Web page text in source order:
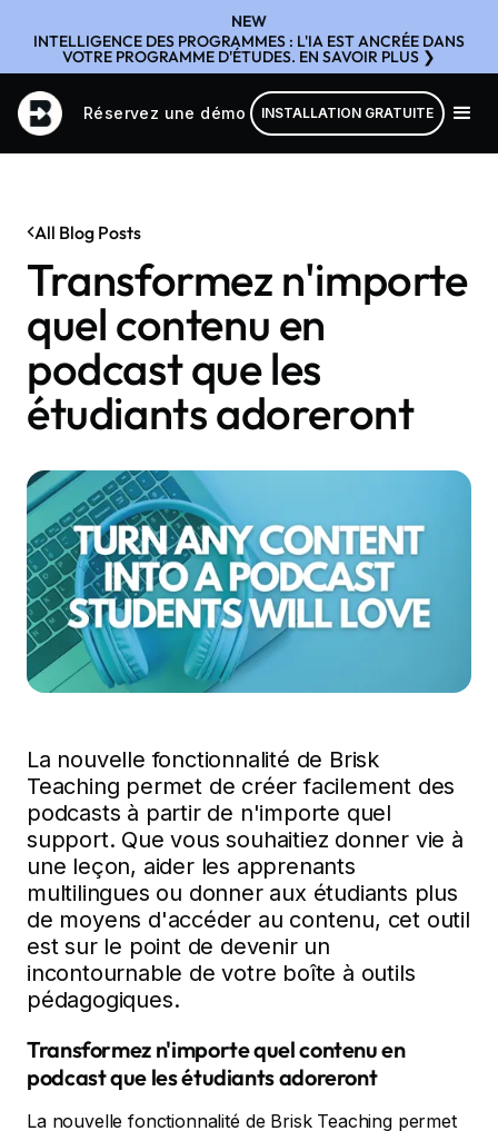
NEW
INTELLIGENCE DES PROGRAMMES : L'IA EST ANCRÉE DANS
VOTRE PROGRAMME D'ÉTUDES. EN SAVOIR PLUS ❯
Réservez une démo INSTALLATION GRATUITE
All Blog Posts
Transformez n'importe
quel contenu en
podcast que les
étudiants adoreront
La nouvelle fonctionnalité de Brisk
Teaching permet de créer facilement des
podcasts à partir de n'importe quel
support. Que vous souhaitiez donner vie à
une leçon, aider les apprenants
multilingues ou donner aux étudiants plus
de moyens d'accéder au contenu, cet outil
est sur le point de devenir un
incontournable de votre boîte à outils
pédagogiques.
Transformez n'importe quel contenu en
podcast que les étudiants adoreront
La nouvelle fonctionnalité de Brisk Teaching permet